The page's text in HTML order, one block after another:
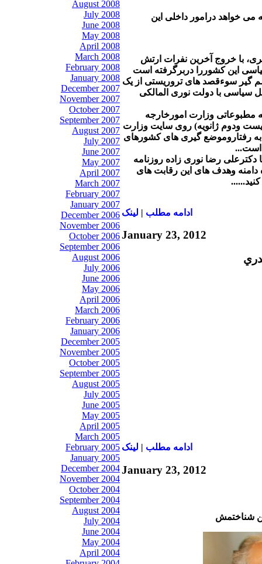
August 2008
July 2008
June 2008
May 2008
April 2008
March 2008
February 2008
January 2008
December 2007
November 2007
October 2007
September 2007
August 2007
July 2007
June 2007
May 2007
April 2007
March 2007
February 2007
January 2007
December 2006
November 2006
October 2006
September 2006
August 2006
July 2006
June 2006
May 2006
April 2006
March 2006
February 2006
January 2006
December 2005
November 2005
October 2005
September 2005
August 2005
July 2005
June 2005
May 2005
April 2005
March 2005
February 2005
January 2005
December 2004
November 2004
October 2004
September 2004
August 2004
July 2004
June 2004
May 2004
April 2004
خواهد درامور داخلی این
با خروج آخرین نفرات ارتش
این کشوررا دربرگرفته است
گیر سوءقصد های تروریستی از یک
سیاسی با دولت نوری المالکی
مطبوعاتی وزارت امورخارجه
ودوم ژانویه) روی سایت وزارت
رفتاروموضع گیری های کشورهای
است...
رضا نوری زاده روزنامه
دامنه وهدف های این رقابت های
ادامه مطلب | لينک
January 23, 2012
ادامه مطلب | لينک
January 23, 2012
شناختمش